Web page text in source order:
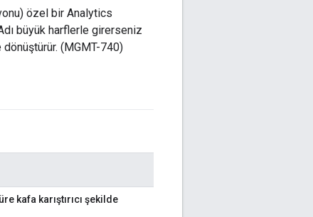
özel bir Analytics
büyük harflerle girerseniz
(MGMT-740)
kafa karıştırıcı şekilde